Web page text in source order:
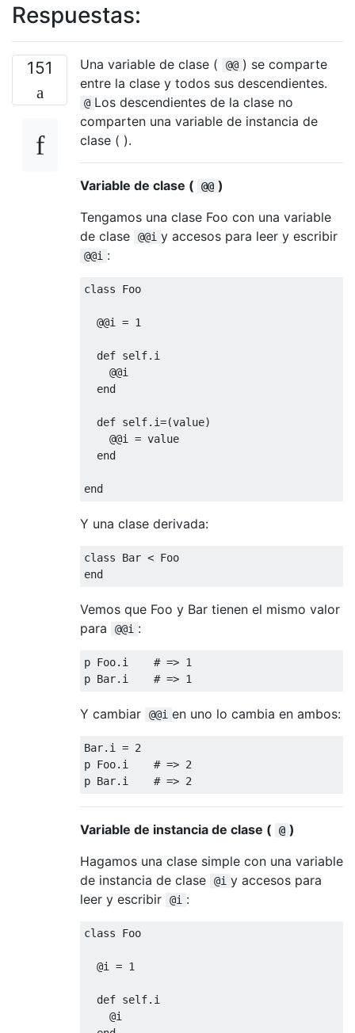
Respuestas:
151 Una variable de clase ( @@ ) se comparte
entre la clase y todos sus descendientes.
@ Los descendientes de la clase no
comparten una variable de instancia de
clase ( ).
Variable de clase ( @@ )
Tengamos una clase Foo con una variable
de clase
@@i y accesos para leer y escribir
@@i :
class Foo
@@i = 1
def self. i
@@i
end
def self. i=(value)
@@i = value
end
end
Y una clase derivada:
class Bar < Foo
end
Vemos que Foo y Bar tienen el mismo valor
para
@@i :
p Foo. i # => 1
p Bar. i # => 1
Y cambiar @@i en uno lo cambia en ambos:
Bar. i = 2
p Foo. i # => 2
p Bar. i # => 2
Variable de instancia de clase ( @ )
Hagamos una clase simple con una variable
de instancia de clase
@i y accesos para
leer y escribir
@i :
class Foo
@i = 1
def self. i
@i